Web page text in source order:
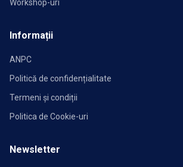
Workshop-uri
Informații
ANPC
Politică de confidențialitate
Termeni și condiții
Politica de Cookie-uri
Newsletter